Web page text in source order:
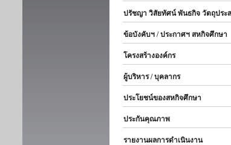
ปรัชญา วิสัยทัศน์ พันธกิจ วัตถุประ
ข้อบังคับฯ / ประกาศฯ สหกิจศึกษา
โครงสร้างองค์กร
ผู้บริหาร / บุคลากร
ประโยชน์ของสหกิจศึกษา
ประกันคุณภาพ
รายงานผลการดำเนินงาน